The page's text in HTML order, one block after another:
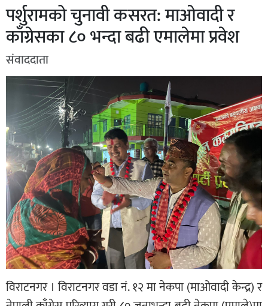
पर्शुरामको चुनावी कसरत: माओवादी र
काँग्रेसका ८० भन्दा बढी एमालेमा प्रवेश
संवाददाता
विराटनगर । विराटनगर वडा नं. १२ मा नेकपा (माओवादी केन्द्र) र